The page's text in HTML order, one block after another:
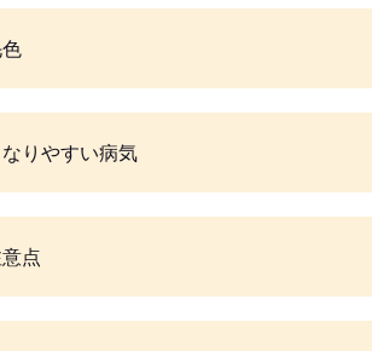
りやすい病気
点